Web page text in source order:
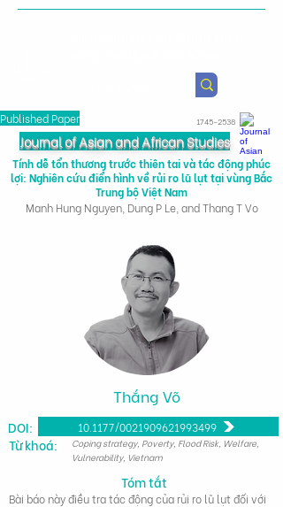
Published Paper 1745-2538
Journal of Asian and African Studies
Tính dễ tổn thương trước thiên tai và tác động phúc
lợi: Nghiên cứu điển hình về rủi ro lũ lụt tại vùng Bắc
Trung bộ Việt Nam
Manh Hung Nguyen, Dung P Le, and Thang T Vo
Thắng Võ
10.1177/0021909621993499
DOI:
Từ khoá:
Coping strategy, Poverty, Flood Risk, Welfare,
Vulnerability, Vietnam
Tóm tắt
Bài báo này điều tra tác động của rủi ro lũ lụt đối với